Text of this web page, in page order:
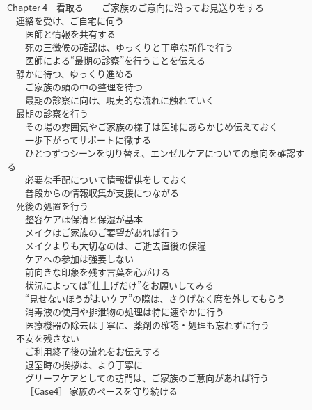
Chapter 4 看取る──ご家族のご意向に沿ってお見送りをする
連絡を受け、ご自宅に伺う
医師と情報を共有する
死の三徴候の確認は、ゆっくりと丁寧な所作で行う
医師による“最期の診察”を行うことを伝える
静かに待つ、ゆっくり進める
ご家族の頭の中の整理を待つ
最期の診察に向け、現実的な流れに触れていく
最期の診察を行う
その場の雰囲気やご家族の様子は医師にあらかじめ伝えておく
一歩下がってサポートに徹する
ひとつずつシーンを切り替え、エンゼルケアについての意向を確認す
る
必要な手配について情報提供をしておく
普段からの情報収集が支援につながる
死後の処置を行う
整容ケアは保清と保湿が基本
メイクはご家族のご要望があれば行う
メイクよりも大切なのは、ご逝去直後の保湿
ケアへの参加は強要しない
前向きな印象を残す言葉を心がける
状況によっては“仕上げだけ”をお願いしてみる
“見せないほうがよいケア”の際は、さりげなく席を外してもらう
消毒液の使用や排泄物の処理は特に速やかに行う
医療機器の除去は丁寧に、薬剤の確認・処理も忘れずに行う
不安を残さない
ご利用終了後の流れをお伝えする
退室時の挨拶は、より丁寧に
グリーフケアとしての訪問は、ご家族のご意向があれば行う
［Case4］ 家族のペースを守り続ける